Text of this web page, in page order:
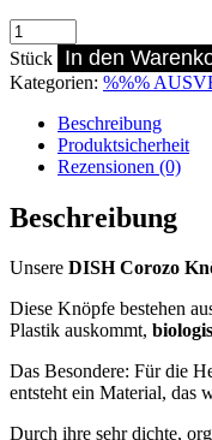
Dish
Corozo
Knopf
PUFF
Stück In den
Kategorien: %%%
Beschreibung
Produktsicherheit
Rezensionen (0)
Beschreibung
Unsere DISH Corozo
Diese Knöpfe bestehen
Plastik auskommt,
Das Besondere: Für die
entsteht ein Material, das
Durch ihre sehr dichte,